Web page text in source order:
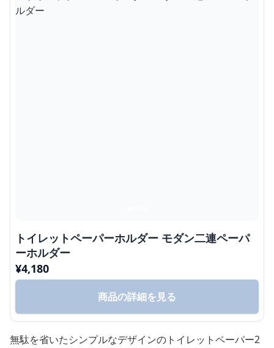
トイレットペーパーホルダー モダン二連ペーパ
ーホルダー
¥4,180
商品の詳細を見る
無駄を省いたシンプルなデザインのトイレットペーパー2